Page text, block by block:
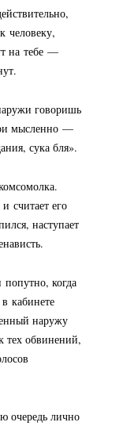
человеку,
на тебе —
говоришь
мысленно —
сука бля».
считает его
наступает
когда
кабинете
наружу
тех обвинений,
очередь лично